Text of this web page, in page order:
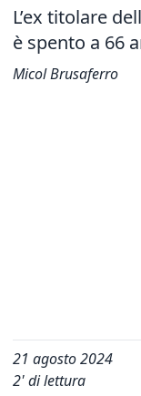
L’ex titolare
è spento a 66
Micol Brusaferro
21 agosto 2024
2' di lettura